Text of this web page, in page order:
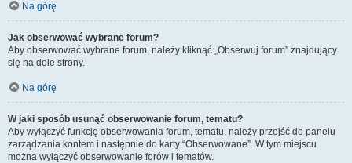
Na górę
Jak obserwować wybrane forum?
Aby obserwować wybrane forum, należy kliknąć „Obserwuj forum” znajdujący
się na dole strony.
Na górę
W jaki sposób usunąć obserwowanie forum, tematu?
Aby wyłączyć funkcję obserwowania forum, tematu, należy przejść do panelu
zarządzania kontem i następnie do karty “Obserwowane”. W tym miejscu
można wyłączyć obserwowanie forów i tematów.